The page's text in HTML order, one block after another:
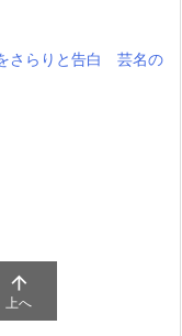
さらりと告白 芸名の

上へ